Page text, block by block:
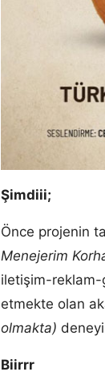
Şimdiii;
Önce projenin
Menejerim
iletişim-reklam-
etmekte olan
olmakta)
Biirrr